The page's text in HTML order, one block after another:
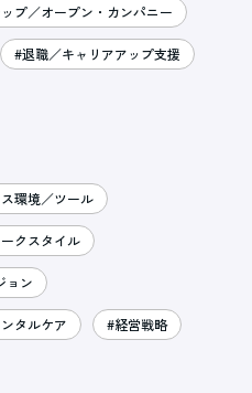
プ／オープン・カンパニー
#退職／キャリアアップ支援
環境／ツール
クスタイル
ョン
タルケア #経営戦略